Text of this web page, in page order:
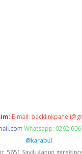
E-mail:
Whatsapp: 0262
@karabul
5651 Sayılı Kanun